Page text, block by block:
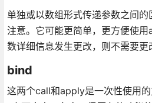
单独或以数组形式传递参数之间
注意。它可能更简单，更方便使
数详细信息发生更改，则不需要更
bind
这两个call和apply是一次性使用